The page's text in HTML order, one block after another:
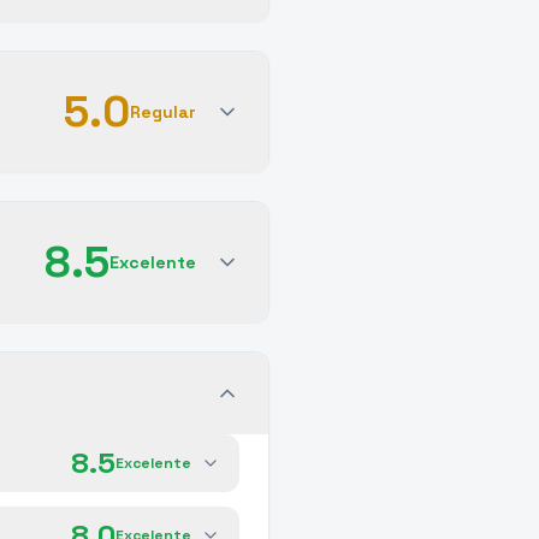
5.0Regular
8.5Excelente
8.5Excelente